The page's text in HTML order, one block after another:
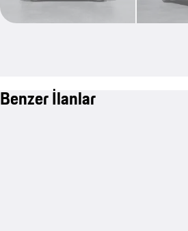
Benzer İlanlar